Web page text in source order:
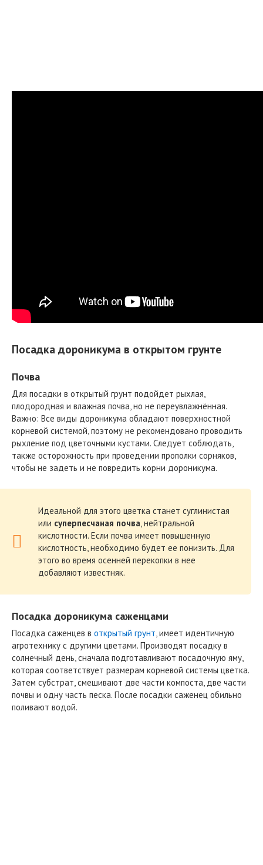
Посадка дороникума в открытом грунте
Почва
Для посадки в открытый грунт подойдет рыхлая,
плодородная и влажная почва, но не переувлажнённая.
Важно: Все виды дороникума обладают поверхностной
корневой системой, поэтому не рекомендовано проводить
рыхление под цветочными кустами. Следует соблюдать,
также осторожность при проведении прополки сорняков,
чтобы не задеть и не повредить корни дороникума.
Идеальной для этого цветка станет суглинистая
или суперпесчаная почва, нейтральной
кислотности. Если почва имеет повышенную
кислотность, необходимо будет ее понизить. Для
этого во время осенней перекопки в нее
добавляют известняк.
Посадка дороникума саженцами
Посадка саженцев в открытый грунт, имеет идентичную
агротехнику с другими цветами. Производят посадку в
солнечный день, сначала подготавливают посадочную яму,
которая соответствует размерам корневой системы цветка.
Затем субстрат, смешивают две части компоста, две части
почвы и одну часть песка. После посадки саженец обильно
поливают водой.